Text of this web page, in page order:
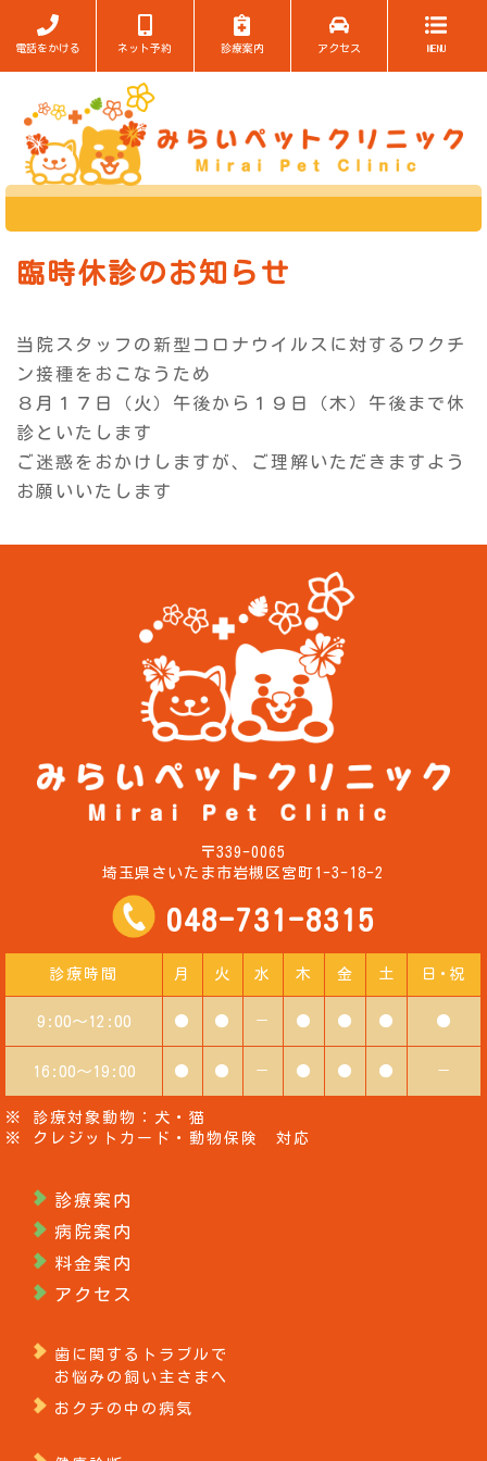
電話をかける ネット予約 診療案内 アクセス MENU
臨時休診のお知らせ
当院スタッフの新型コロナウイルスに対するワクチ
ン接種をおこなうため
８月１７日（火）午後から１９日（木）午後まで休
診といたします
ご迷惑をおかけしますが、ご理解いただきますよう
お願いいたします
〒339-0065
埼玉県さいたま市岩槻区宮町1-3-18-2
048-731-8315
診療時間 月 火 水 木 金 土 日･祝
9:00～12:00 ● ● － ● ● ● ●
16:00～19:00 ● ● － ● ● ● －
※ 診療対象動物：犬・猫
※ クレジットカード・動物保険 対応
診療案内
病院案内
料金案内
アクセス
歯に関するトラブルで
お悩みの飼い主さまへ
おクチの中の病気